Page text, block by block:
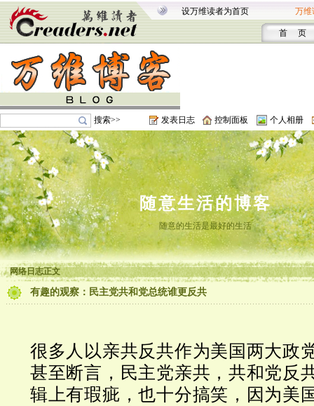
设万维读者为首页 万维
首 页
搜索>> 发表日志 控制面板 个人相册
随意生活的博客
随意的生活是最好的生活
网络日志正文
有趣的观察：民主党共和党总统谁更反共
很多人以亲共反共作为美国两大政
甚至断言，民主党亲共，共和党反
辑上有瑕疵，也十分搞笑，因为美